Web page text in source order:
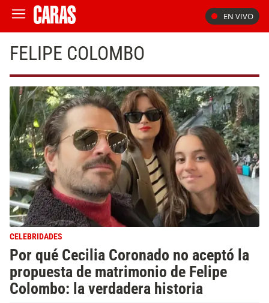
EN VIVO
FELIPE COLOMBO
CELEBRIDADES
Por qué Cecilia Coronado no aceptó la
propuesta de matrimonio de Felipe
Colombo: la verdadera historia